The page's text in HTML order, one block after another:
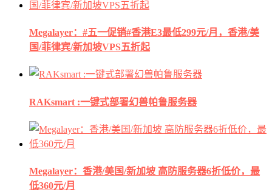
Megalayer：#五一促销#香港E3最低299元/月，香港/美
国/菲律宾/新加坡VPS五折起
RAKsmart :一键式部署幻兽帕鲁服务器
Megalayer：香港/美国/新加坡 高防服务器6折低价，最
低360元/月